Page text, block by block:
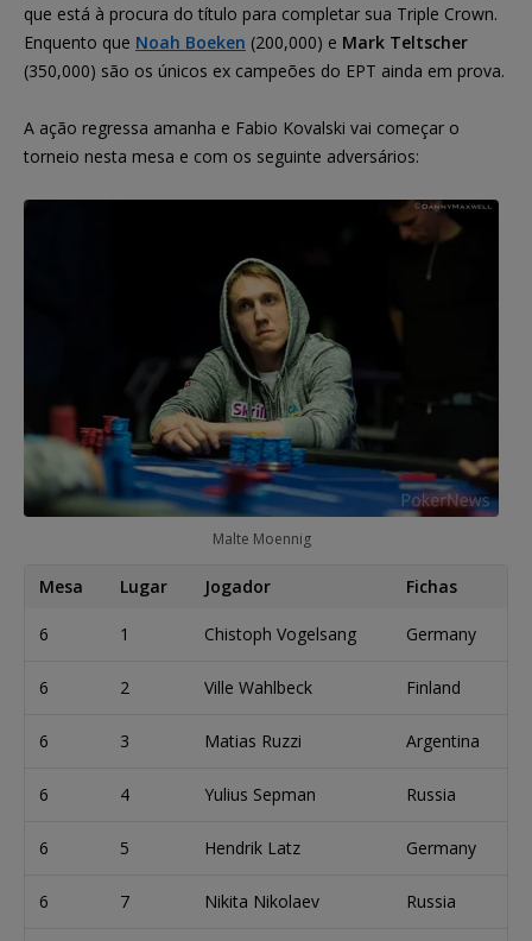
que está à procura do título para completar sua Triple Crown.
Enquento que Noah Boeken (200,000) e Mark Teltscher
(350,000) são os únicos ex campeões do EPT ainda em prova.
A ação regressa amanha e Fabio Kovalski vai começar o
torneio nesta mesa e com os seguinte adversários:
Malte Moennig
Mesa Lugar Jogador Fichas
6 1 Chistoph Vogelsang Germany
6 2 Ville Wahlbeck Finland
6 3 Matias Ruzzi Argentina
6 4 Yulius Sepman Russia
6 5 Hendrik Latz Germany
6 7 Nikita Nikolaev Russia